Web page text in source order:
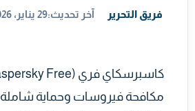
فريق التحرير آخر تحديث:29 يناير، 2026
مكافحة فيروسات وحماية شاملة